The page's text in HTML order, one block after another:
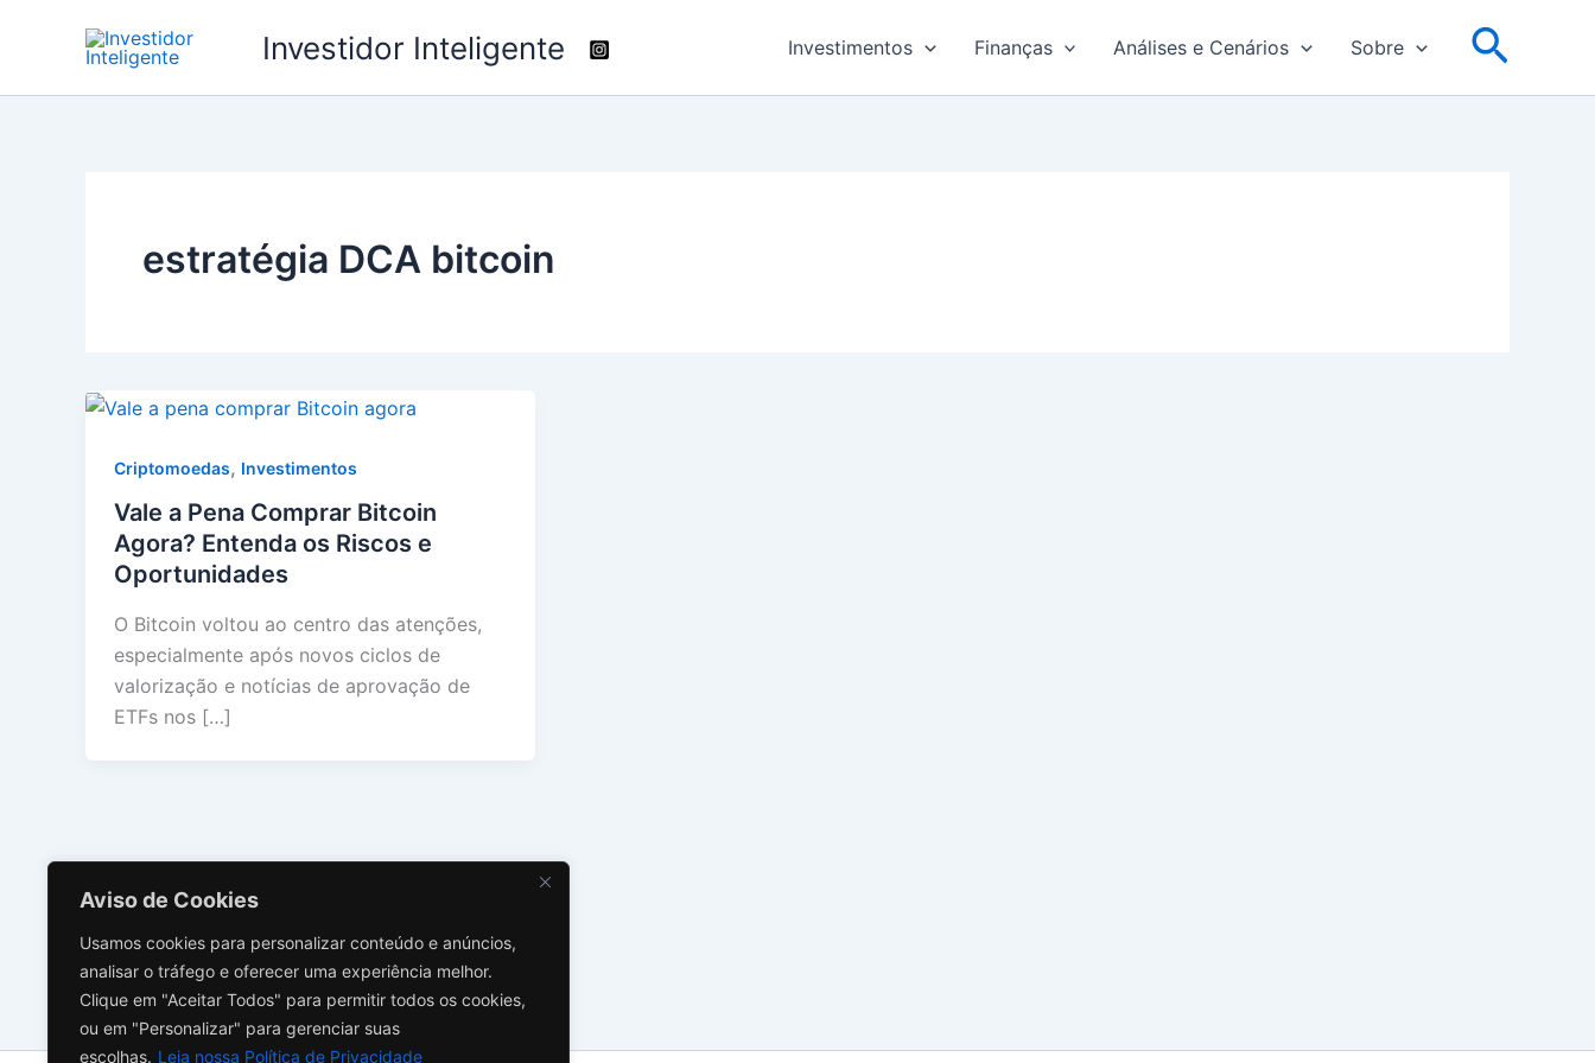
Aviso de Cookies
Usamos cookies para personalizar conteúdo e anúncios,
analisar o tráfego e oferecer uma experiência melhor.
Clique em "Aceitar Todos" para permitir todos os cookies,
ou em "Personalizar" para gerenciar suas
escolhas. Leia nossa Política de Privacidade
Investidor Inteligente Investimentos Finanças Análises e Cenários Sobre
estratégia DCA bitcoin
Criptomoedas, Investimentos
Vale a Pena Comprar Bitcoin
Agora? Entenda os Riscos e
Oportunidades
O Bitcoin voltou ao centro das atenções,
especialmente após novos ciclos de
valorização e notícias de aprovação de
ETFs nos […]